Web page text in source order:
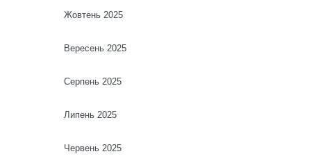
Жовтень 2025
Вересень 2025
Серпень 2025
Липень 2025
Червень 2025